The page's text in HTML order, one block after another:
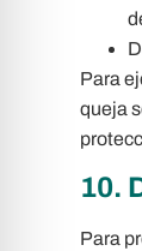
Para
queja
10.
Para